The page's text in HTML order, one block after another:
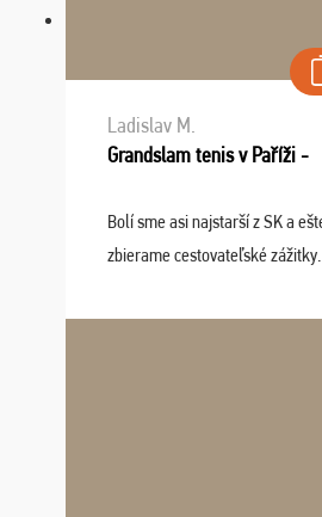
Ladislav M.
Grandslam tenis v Paříži -
Bolí sme asi najstarší z SK a
zbierame cestovateľské
osudu - pohodový šefík Meďo,